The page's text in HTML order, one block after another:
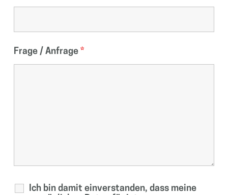
Frage / Anfrage*
Ich bin damit einverstanden, dass meine